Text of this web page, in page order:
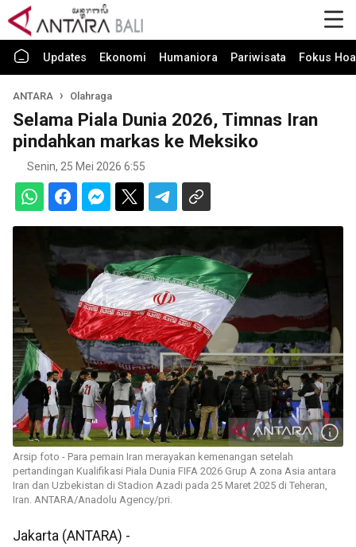
Updates Ekonomi Humaniora Pariwisata Fokus
ANTARA Olahraga
Selama Piala Dunia 2026, Timnas Iran
pindahkan markas ke Meksiko
Senin, 25 Mei 2026 6:55
Arsip foto - Para pemain Iran merayakan kemenangan setelah
pertandingan Kualifikasi Piala Dunia FIFA 2026 Grup A zona Asia antara
Iran dan Uzbekistan di Stadion Azadi pada 25 Maret 2025 di Teheran,
Iran. ANTARA/Anadolu Agency/pri.
Jakarta (ANTARA) -